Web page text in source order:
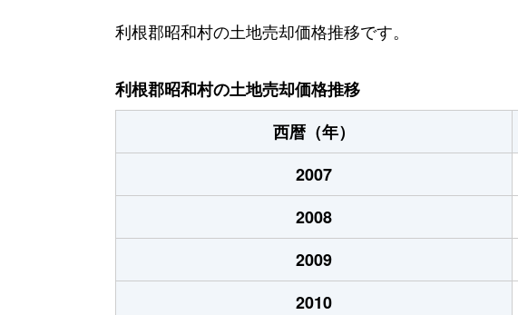
利根郡昭和村の土地売却価格推移です。
利根郡昭和村の土地売却価格推移
西暦（年）
2007
2008
2009
2010